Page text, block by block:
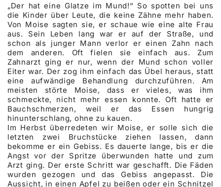
„Der hat eine Glatze im Mund!“ So spotten bei uns
die Kinder über Leute, die keine Zähne mehr haben.
Von Moise sagten sie, er schaue wie eine alte Frau
aus. Sein Leben lang war er auf der Straße, und
schon als junger Mann verlor er einen Zahn nach
dem anderen. Oft fielen sie einfach aus. Zum
Zahnarzt ging er nur, wenn der Mund schon voller
Eiter war. Der zog ihm einfach das Übel heraus, statt
eine aufwändige Behandlung durchzuführen. Am
meisten störte Moise, dass er vieles, was ihm
schmeckte, nicht mehr essen konnte. Oft hatte er
Bauchschmerzen, weil er das Essen hungrig
hinunterschlang, ohne zu kauen.
Im Herbst überredeten wir Moise, er solle sich die
letzten zwei Bruchstücke ziehen lassen, dann
bekomme er ein Gebiss. Es dauerte lange, bis er die
Angst vor der Spritze überwunden hatte und zum
Arzt ging. Der erste Schritt war geschafft. Die Fäden
wurden gezogen und das Gebiss angepasst. Die
Aussicht, in einen Apfel zu beißen oder ein Schnitzel